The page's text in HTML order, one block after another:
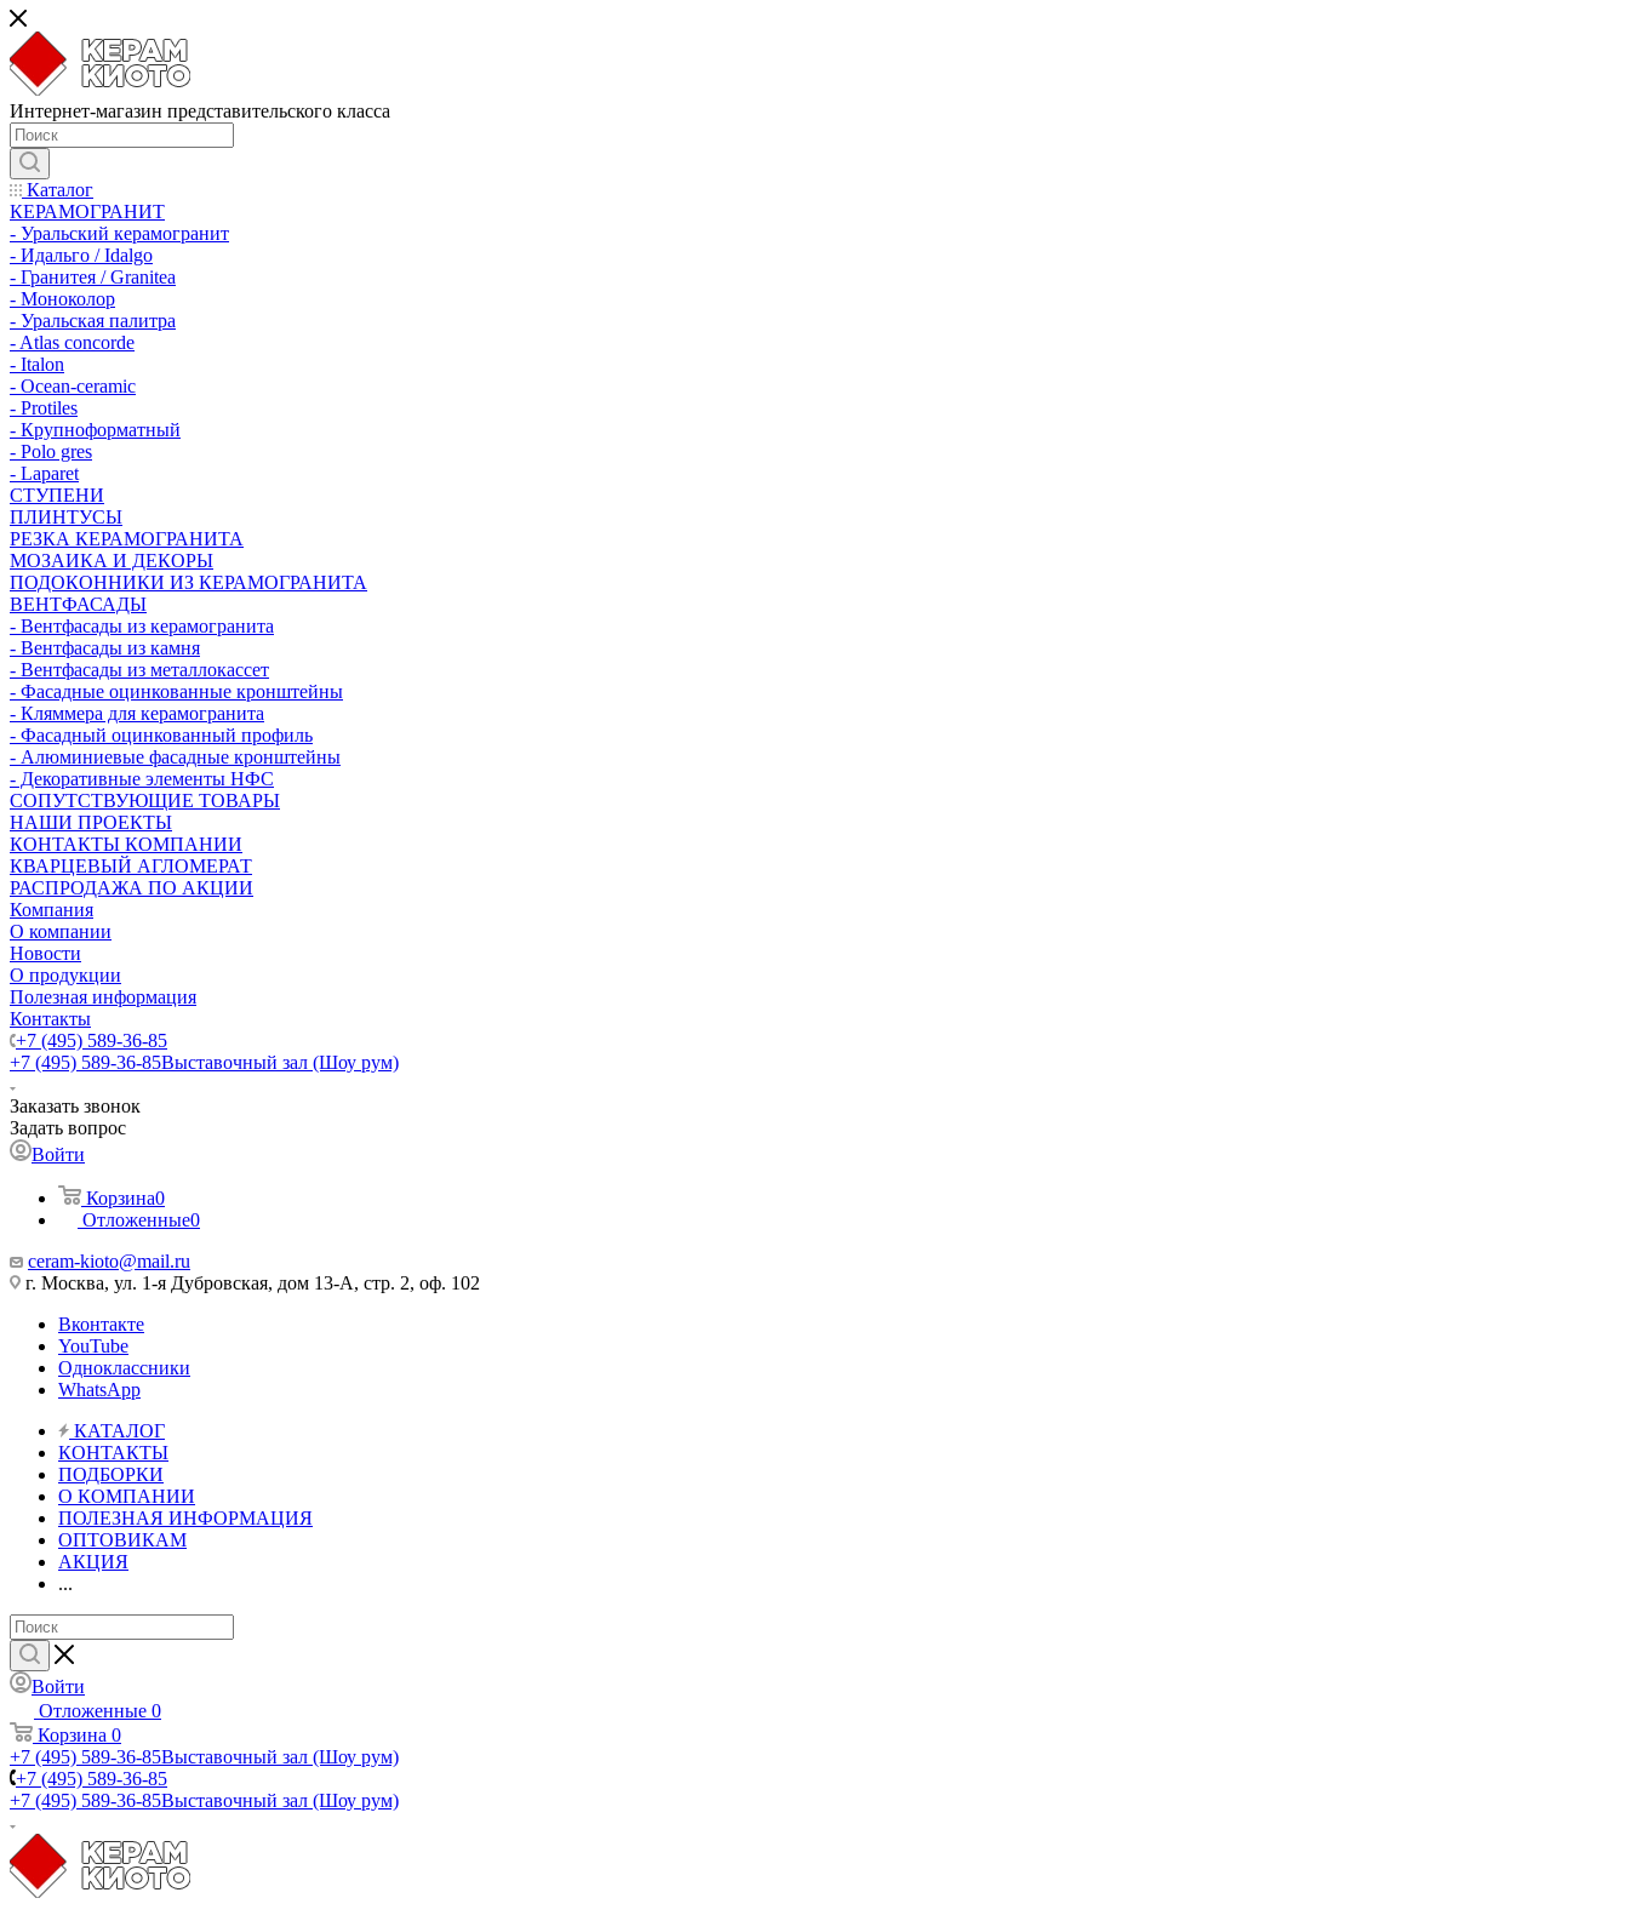
Интернет-магазин представительского класса
Каталог
КЕРАМОГРАНИТ
- Уральский керамогранит
- Идальго / Idalgo
- Гранитея / Granitea
- Моноколор
- Уральская палитра
- Atlas concorde
- Italon
- Ocean-ceramic
- Protiles
- Крупноформатный
- Polo gres
- Laparet
СТУПЕНИ
ПЛИНТУСЫ
РЕЗКА КЕРАМОГРАНИТА
МОЗАИКА И ДЕКОРЫ
ПОДОКОННИКИ ИЗ КЕРАМОГРАНИТА
ВЕНТФАСАДЫ
- Вентфасады из керамогранита
- Вентфасады из камня
- Вентфасады из металлокассет
- Фасадные оцинкованные кронштейны
- Кляммера для керамогранита
- Фасадный оцинкованный профиль
- Алюминиевые фасадные кронштейны
- Декоративные элементы НФС
СОПУТСТВУЮЩИЕ ТОВАРЫ
НАШИ ПРОЕКТЫ
КОНТАКТЫ КОМПАНИИ
КВАРЦЕВЫЙ АГЛОМЕРАТ
РАСПРОДАЖА ПО АКЦИИ
Компания
О компании
Новости
О продукции
Полезная информация
Контакты
+7 (495) 589-36-85
+7 (495) 589-36-85Выставочный зал (Шоу рум)
Заказать звонок
Задать вопрос
Войти
Корзина0
Отложенные0
ceram-kioto@mail.ru
г. Москва, ул. 1-я Дубровская, дом 13-А, стр. 2, оф. 102
Вконтакте
YouTube
Одноклассники
WhatsApp
КАТАЛОГ
КОНТАКТЫ
ПОДБОРКИ
О КОМПАНИИ
ПОЛЕЗНАЯ ИНФОРМАЦИЯ
ОПТОВИКАМ
АКЦИЯ
...
Войти
Отложенные 0
Корзина 0
+7 (495) 589-36-85Выставочный зал (Шоу рум)
+7 (495) 589-36-85
+7 (495) 589-36-85Выставочный зал (Шоу рум)